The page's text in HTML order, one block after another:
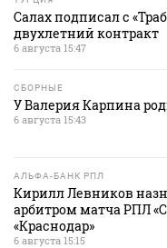
Салах подписал с
двухлетний контракт
6 августа 15:47
СБОРНЫЕ
У Валерия Карпина
6 августа 15:43
АЛЬФА-БАНК РПЛ
Кирилл Левников
арбитром матча РПЛ
«Краснодар»
6 августа 15:15